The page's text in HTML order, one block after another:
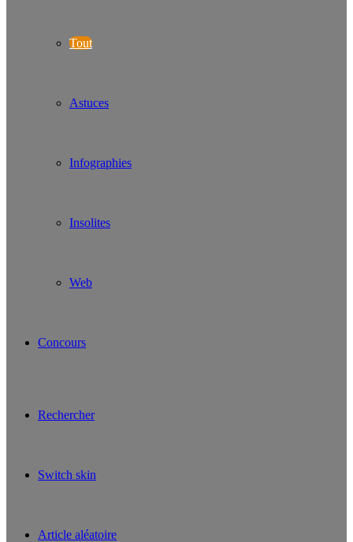
Tout
Astuces
Infographies
Insolites
Web
Concours
Rechercher
Switch skin
Article aléatoire